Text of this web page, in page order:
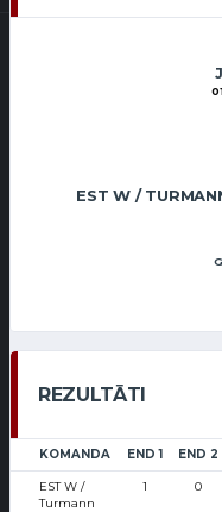
EST W /
REZULTĀTI
KOMANDA END 1 END 2
EST W /
Turmann
1 0